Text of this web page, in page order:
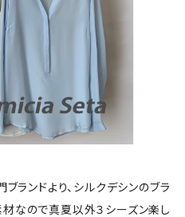
ドより、シルクデシンのブラ
材なので真夏以外３シーズン楽し